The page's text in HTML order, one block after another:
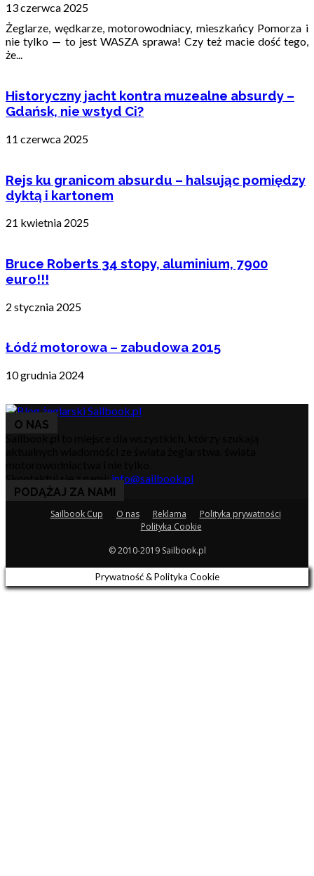
13 czerwca 2025
Żeglarze, wędkarze, motorowodniacy, mieszkańcy Pomorza i
nie tylko — to jest WASZA sprawa! Czy też macie dość tego,
że...
Historyczny jacht kontra muzealne absurdy –
Gdańsk, nie wstyd Ci?
11 czerwca 2025
Rejs ku granicom absurdu – halsując pomiędzy
dyktą i kartonem
21 kwietnia 2025
Bruce Roberts 34 stopy, aluminium, 7900
euro!!!
2 stycznia 2025
Łódź motorowa – zabudowa 2015
10 grudnia 2024
O NAS
Skontaktuj się z nami: info@sailbook.pl
PODĄŻAJ ZA NAMI
Sailbook Cup O nas Reklama
Polityka prywatności
Polityka Cookie
© 2010-2019 Sailbook.pl
Prywatność & Polityka Cookie